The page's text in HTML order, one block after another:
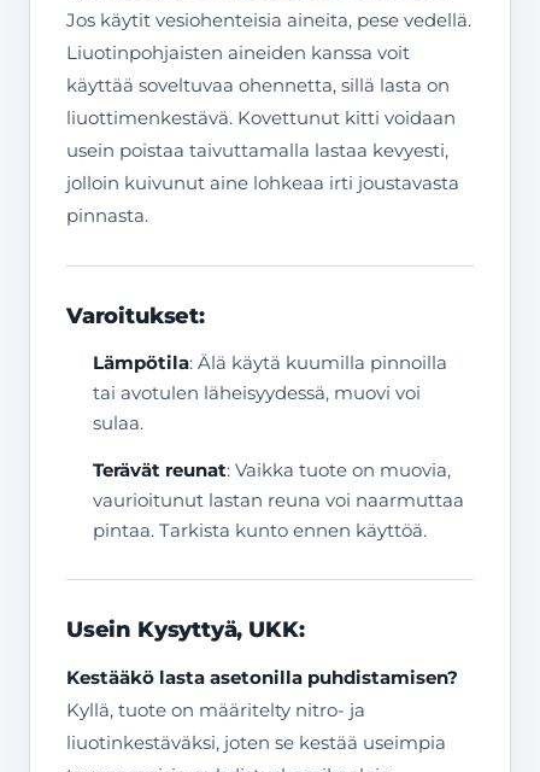
Jos käytit vesiohenteisia aineita, pese vedellä.
Liuotinpohjaisten aineiden kanssa voit
käyttää soveltuvaa ohennetta, sillä lasta on
liuottimenkestävä. Kovettunut kitti voidaan
usein poistaa taivuttamalla lastaa kevyesti,
jolloin kuivunut aine lohkeaa irti joustavasta
pinnasta.
Varoitukset:
Lämpötila: Älä käytä kuumilla pinnoilla
tai avotulen läheisyydessä, muovi voi
sulaa.
Terävät reunat: Vaikka tuote on muovia,
vaurioitunut lastan reuna voi naarmuttaa
pintaa. Tarkista kunto ennen käyttöä.
Usein Kysyttyä, UKK:
Kestääkö lasta asetonilla puhdistamisen?
Kyllä, tuote on määritelty nitro- ja
liuotinkestäväksi, joten se kestää useimpia